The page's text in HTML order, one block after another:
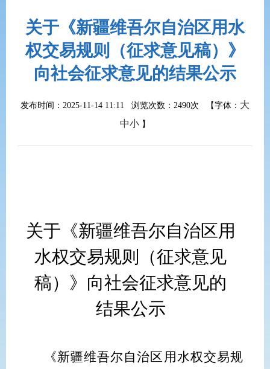
关于《新疆维吾尔自治区用水
权交易规则（征求意见稿）》
向社会征求意见的结果公示
发布时间：2025-11-14 11:11 浏览次数： 2490次 【字体： 大
中小 】
关于《新疆维吾尔自治区用
水权交易规则
（征求意见
稿）》 向社会征求意见的
结果公示
《新疆维吾尔自治区用水权交易规